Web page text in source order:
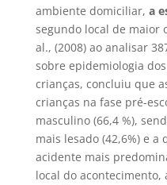
ambiente domiciliar, a
segundo local de maior
al., (2008) ao analisar
sobre epidemiologia
crianças, concluiu que
crianças na fase pré-
masculino (66,4 %),
mais lesado (42,6%) e
acidente mais
local do acontecimento,